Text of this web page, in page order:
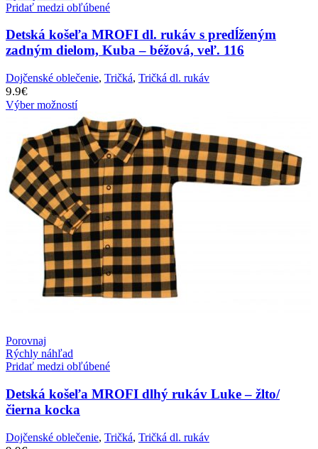
Pridať medzi obľúbené
Detská košeľa MROFI dl. rukáv s predĺženým
zadným dielom, Kuba – béžová, veľ. 116
Dojčenské oblečenie, Tričká, Tričká dl. rukáv
9.9€
Výber možností
Porovnaj
Rýchly náhľad
Pridať medzi obľúbené
Detská košeľa MROFI dlhý rukáv Luke – žlto/
čierna kocka
Dojčenské oblečenie, Tričká, Tričká dl. rukáv